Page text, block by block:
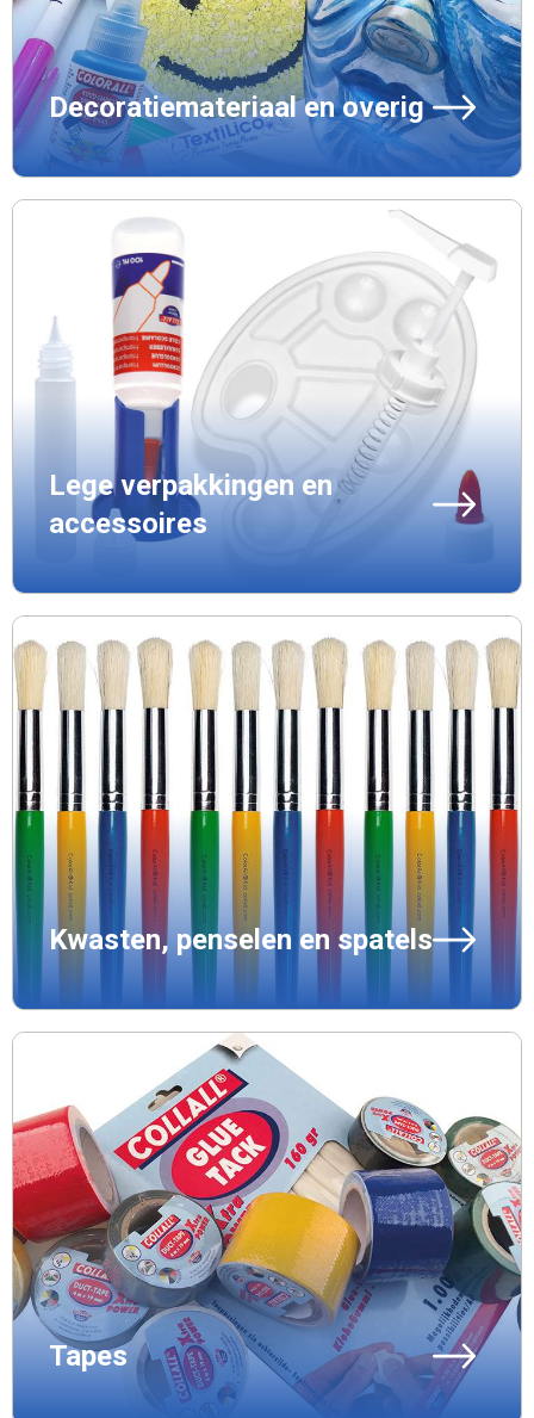
Decoratiemateriaal en overig
Lege verpakkingen en
accessoires
Kwasten, penselen en spatels
Tapes